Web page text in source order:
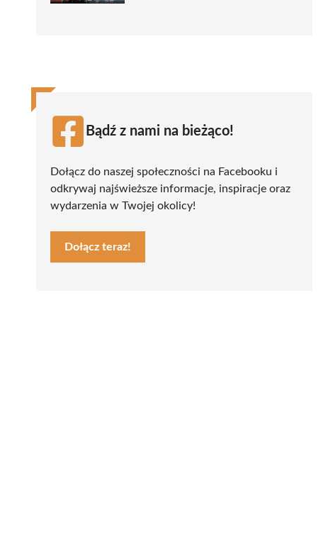
Bądź z nami na bieżąco!
Dołącz do naszej społeczności na Facebooku i
odkrywaj najświeższe informacje, inspiracje oraz
wydarzenia w Twojej okolicy!
Dołącz teraz!